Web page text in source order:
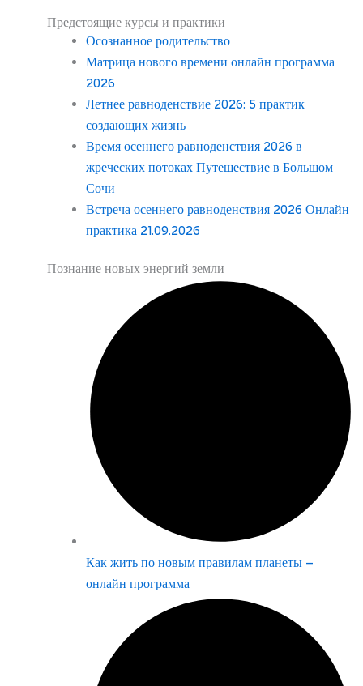
Предстоящие курсы и практики
Осознанное родительство
Матрица нового времени онлайн программа
2026
Летнее равноденствие 2026: 5 практик
создающих жизнь
Время осеннего равноденствия 2026 в
жреческих потоках Путешествие в Большом
Сочи
Встреча осеннего равноденствия 2026 Онлайн
практика 21.09.2026
Познание новых энергий земли
Как жить по новым правилам планеты –
онлайн программа